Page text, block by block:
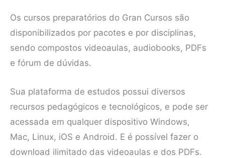
Os cursos preparatórios do Gran Cursos são
disponibilizados por pacotes e por disciplinas,
sendo compostos videoaulas, audiobooks, PDFs
e fórum de dúvidas.
Sua plataforma de estudos possui diversos
recursos pedagógicos e tecnológicos, e pode ser
acessada em qualquer dispositivo Windows,
Mac, Linux, iOS e Android. E é possível fazer o
download ilimitado das videoaulas e dos PDFs.